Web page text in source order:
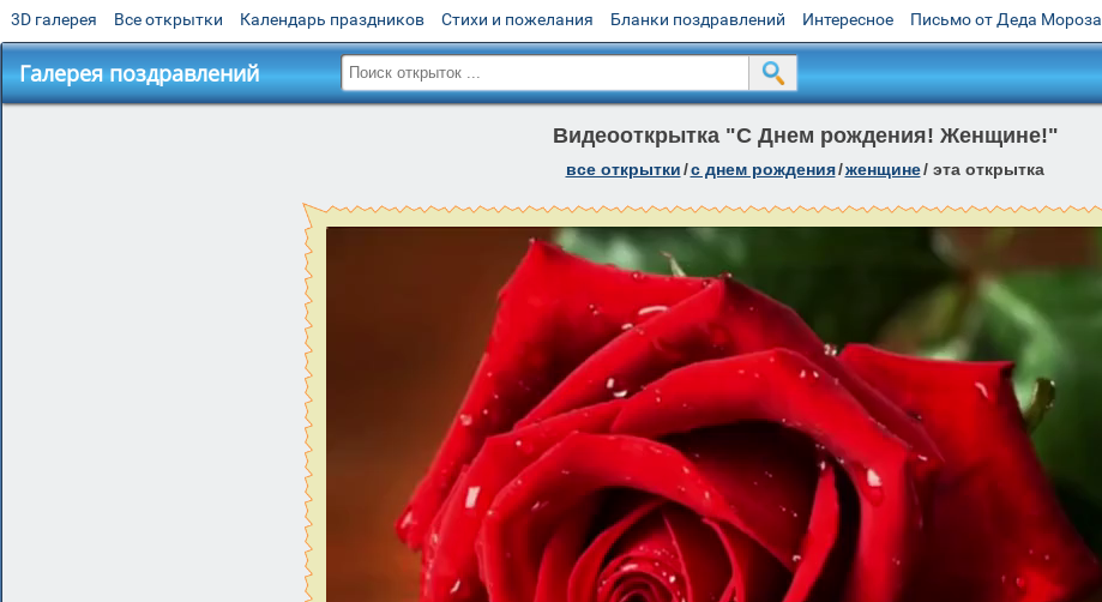
3D галерея Все открытки Календарь праздников Стихи и пожелания Бланки поздравлений Интересное Письмо от Деда Мороза
Галерея поздравлений
Видеооткрытка "С Днем рождения! Женщине!"
все открытки/c днем рождения/женщине/ эта открытка